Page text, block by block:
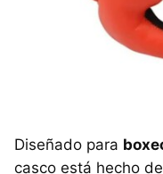
Diseñado para
casco está hecho